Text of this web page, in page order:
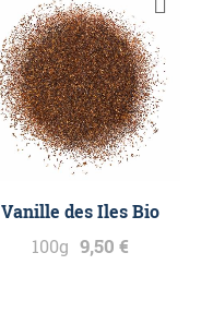
Vanille des Iles Bio
100g 9,50 €